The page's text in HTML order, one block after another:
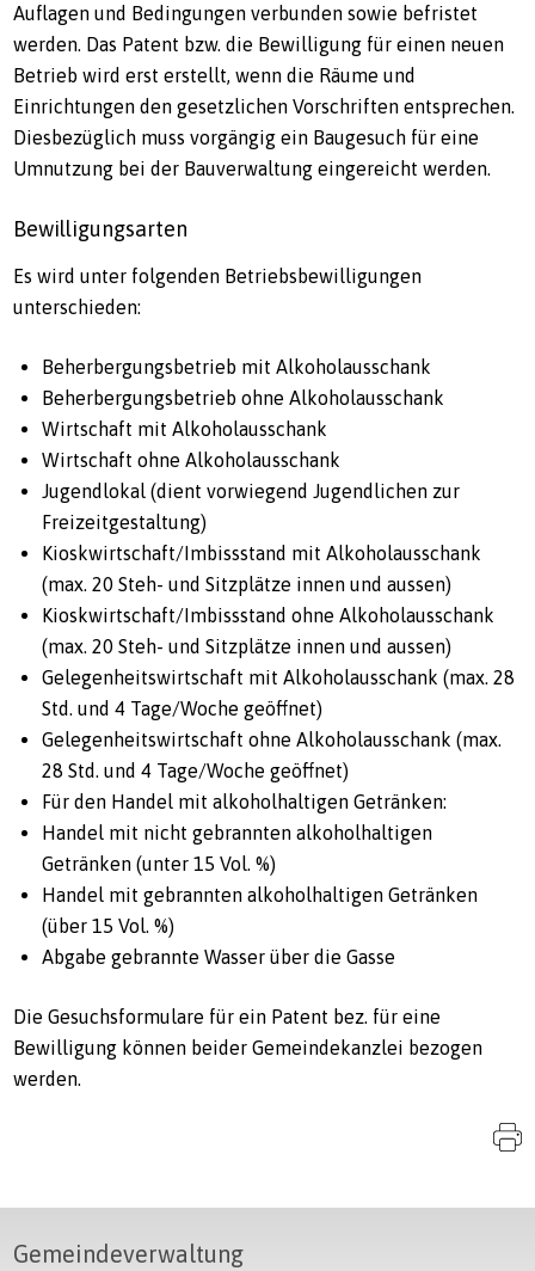
Auflagen und Bedingungen verbunden sowie befristet
werden. Das Patent bzw. die Bewilligung für einen neuen
Betrieb wird erst erstellt, wenn die Räume und
Einrichtungen den gesetzlichen Vorschriften entsprechen.
Diesbezüglich muss vorgängig ein Baugesuch für eine
Umnutzung bei der Bauverwaltung eingereicht werden.
Bewilligungsarten
Es wird unter folgenden Betriebsbewilligungen
unterschieden:
Beherbergungsbetrieb mit Alkoholausschank
Beherbergungsbetrieb ohne Alkoholausschank
Wirtschaft mit Alkoholausschank
Wirtschaft ohne Alkoholausschank
Jugendlokal (dient vorwiegend Jugendlichen zur
Freizeitgestaltung)
Kioskwirtschaft/Imbissstand mit Alkoholausschank
(max. 20 Steh- und Sitzplätze innen und aussen)
Kioskwirtschaft/Imbissstand ohne Alkoholausschank
(max. 20 Steh- und Sitzplätze innen und aussen)
Gelegenheitswirtschaft mit Alkoholausschank (max. 28
Std. und 4 Tage/Woche geöffnet)
Gelegenheitswirtschaft ohne Alkoholausschank (max.
28 Std. und 4 Tage/Woche geöffnet)
Für den Handel mit alkoholhaltigen Getränken:
Handel mit nicht gebrannten alkoholhaltigen
Getränken (unter 15 Vol. %)
Handel mit gebrannten alkoholhaltigen Getränken
(über 15 Vol. %)
Abgabe gebrannte Wasser über die Gasse
Die Gesuchsformulare für ein Patent bez. für eine
Bewilligung können beider Gemeinde­kanzlei bezogen
werden.
Footer
Gemeindeverwaltung